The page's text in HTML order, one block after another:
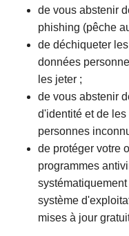
de vous abstenir
phishing (pêche
de déchiqueter
données
les jeter ;
de vous abstenir
d'identité et de
personnes
de protéger votre
programmes
système
mises à jour